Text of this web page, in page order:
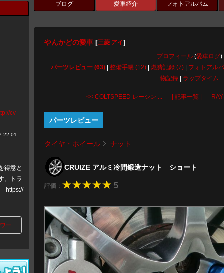
ブログ 愛車紹介 フォトアルバム
やんかどの愛車 [三菱 アイ]
プロフィール(愛車ログ)
パーツレビュー (63)| 整備手帳 (12)| 燃費記録 (7)|
フォトアル
物記録| ラップタイム
<< COLTSPEED レーシン ... | 記事一覧 |
パーツレビュー
タイヤ・ホイール ナット
CRUIZE アルミ冷間鍛造ナット ショート
評価： 5
cv
得意と
。トラ
https://
ー